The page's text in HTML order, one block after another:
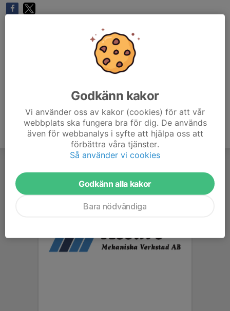
Godkänn kakor
Vi använder oss av kakor (cookies) för att vår
webbplats ska fungera bra för dig. De används
även för webbanalys i syfte att hjälpa oss att
förbättra våra tjänster.
Så använder vi cookies
Godkänn alla kakor
Bara nödvändiga